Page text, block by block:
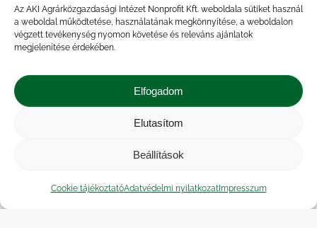
Az AKI Agrárközgazdasági Intézet Nonprofit Kft. weboldala sütiket használ
a weboldal működtetése, használatának megkönnyítése, a weboldalon
végzett tevékenység nyomon követése és releváns ajánlatok
megjelenítése érdekében.
Elfogadom
Elutasítom
Beállítások
Cookie tájékoztatóAdatvédelmi nyilatkozatImpresszum
Agrárpiac ,Hírek Kiadvány By veresa 2023.11.21.
A paradicsomfeldolgozók világszövetségének
mennyisége 38 százalékkal 110 ezer tonnára
nőhet 2023-ban a 2022. évihez képest. A KSH